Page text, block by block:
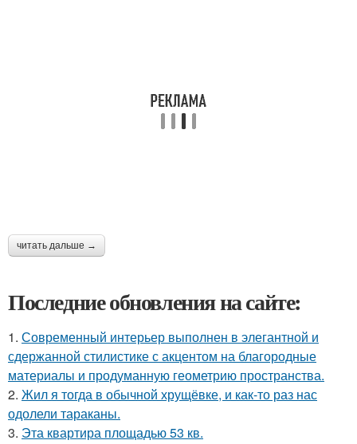
читать дальше →
Последние обновления на сайте:
1. Современный интерьер выполнен в элегантной и
сдержанной стилистике с акцентом на благородные
материалы и продуманную геометрию пространства.
2. Жил я тогда в обычной хрущёвке, и как-то раз нас
одолели тараканы.
3. Эта квартира площадью 53 кв.